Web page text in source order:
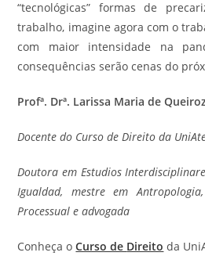
“tecnológicas” formas de
trabalho, imagine agora com o
com maior intensidade na
consequências serão cenas do
Profª. Drª. Larissa Maria de
Docente do Curso de Direito da
Doutora em Estudios
Igualdad, mestre em
Processual e advogada
Conheça oCurso de Direito da